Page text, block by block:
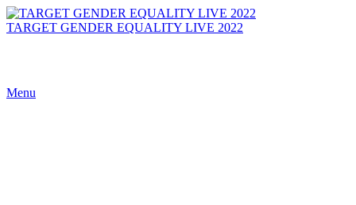
TARGET GENDER EQUALITY LIVE 2022
Menu